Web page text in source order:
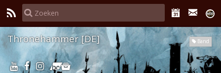
Band
Thronehammer [DE]